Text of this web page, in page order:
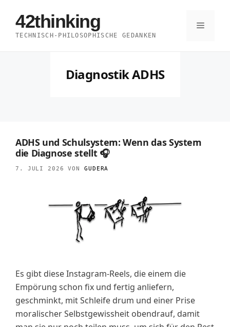
Inhalt
springen
42thinking
TECHNISCH-PHILOSOPHISCHE GEDANKEN
Menü
Diagnostik ADHS
ADHS und Schulsystem: Wenn das System
die Diagnose stellt 🎧
7. JULI 2026 VON GUDERA
Es gibt diese Instagram-Reels, die einem die
Empörung schon fix und fertig anliefern,
geschminkt, mit Schleife drum und einer Prise
moralischer Selbstgewissheit obendrauf, damit